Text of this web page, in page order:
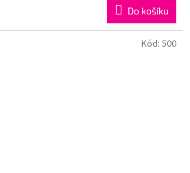
Do košíku
Kód: 500